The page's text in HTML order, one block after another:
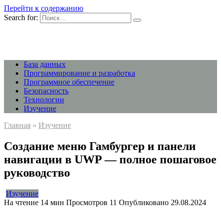
Перейти к содержанию
Search for:
База данных
Программирование и разработка
Программное обеспечение
Безопасность
Технологии
Изучение
Главная » Изучение
Создание меню Гамбургер и панели
навигации в UWP — полное пошаговое
руководство
Изучение
На чтение 14 мин Просмотров 11 Опубликовано 29.08.2024